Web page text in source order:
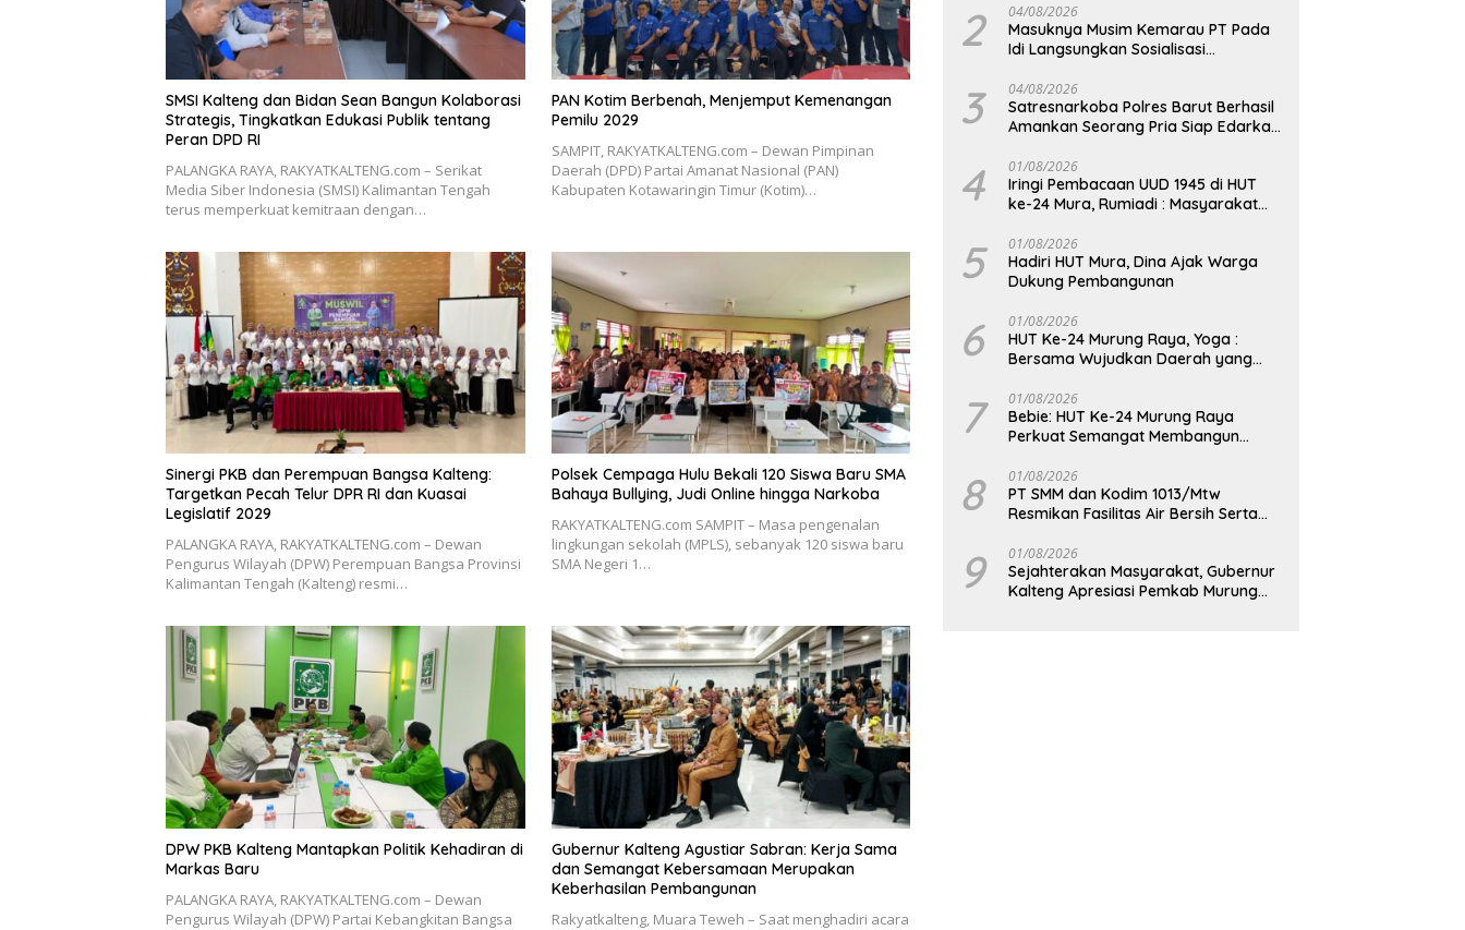
SMSI Kalteng dan Bidan Sean Bangun Kolaborasi
Strategis, Tingkatkan Edukasi Publik tentang
Peran DPD RI
PALANGKA RAYA, RAKYATKALTENG.com – Serikat
Media Siber Indonesia (SMSI) Kalimantan Tengah
terus memperkuat kemitraan dengan…
PAN Kotim Berbenah, Menjemput Kemenangan
Pemilu 2029
SAMPIT, RAKYATKALTENG.com – Dewan Pimpinan
Daerah (DPD) Partai Amanat Nasional (PAN)
Kabupaten Kotawaringin Timur (Kotim)…
Sinergi PKB dan Perempuan Bangsa Kalteng:
Targetkan Pecah Telur DPR RI dan Kuasai
Legislatif 2029
PALANGKA RAYA, RAKYATKALTENG.com – Dewan
Pengurus Wilayah (DPW) Perempuan Bangsa Provinsi
Kalimantan Tengah (Kalteng) resmi…
Polsek Cempaga Hulu Bekali 120 Siswa Baru SMA
Bahaya Bullying, Judi Online hingga Narkoba
RAKYATKALTENG.com SAMPIT – Masa pengenalan
lingkungan sekolah (MPLS), sebanyak 120 siswa baru
SMA Negeri 1…
DPW PKB Kalteng Mantapkan Politik Kehadiran di
Markas Baru
PALANGKA RAYA, RAKYATKALTENG.com – Dewan
Pengurus Wilayah (DPW) Partai Kebangkitan Bangsa
Gubernur Kalteng Agustiar Sabran: Kerja Sama
dan Semangat Kebersamaan Merupakan
Keberhasilan Pembangunan
Rakyatkalteng, Muara Teweh – Saat menghadiri acara
2 04/08/2026
Masuknya Musim Kemarau PT Pada
Idi Langsungkan Sosialisasi
3 04/08/2026
Satresnarkoba Polres Barut Berhasil
Amankan Seorang Pria Siap Edarkan
Gram
4 01/08/2026
Iringi Pembacaan UUD 1945 di HUT
ke-24 Mura, Rumiadi : Masyarakat
yang Lebih Besar
5 01/08/2026
Hadiri HUT Mura, Dina Ajak Warga
Dukung Pembangunan
6 01/08/2026
HUT Ke-24 Murung Raya, Yoga :
Bersama Wujudkan Daerah yang
7 01/08/2026
Bebie: HUT Ke-24 Murung Raya
Perkuat Semangat Membangun
8 01/08/2026
PT SMM dan Kodim 1013/Mtw
Resmikan Fasilitas Air Bersih Serta
Masyarakat
9 01/08/2026
Sejahterakan Masyarakat, Gubernur
Kalteng Apresiasi Pemkab Murung